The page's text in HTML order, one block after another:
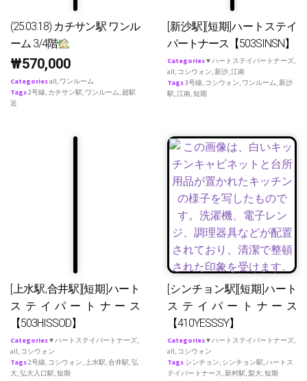
(25.03.18) カチサン駅 ワンル
ーム 3/4階
₩570,000
Categoriesall, ワンルーム
Tags2号線, カチサン駅, ワンルーム, 超駅
近
[新沙駅][短期]ハートステイ
パートナース【503SINSN】
Categories♥ ハートステイパートナーズ,
all, コシウォン,新沙,江南
Tags3号線, コシウォン, ワンルーム,新沙
駅,江南,短期
[上水駅,合井駅][短期]ハート
ステイパートナース
【503HISSOD】
Categories♥ ハートステイパートナーズ,
all, コシウォン
Tags2号線, コシウォン, 上水駅,合井駅,弘
大,弘大入口駅,短期
[シンチョン駅][短期]ハート
ステイパートナース
【410YESSSY】
Categories♥ ハートステイパートナーズ,
all, コシウォン
Tags シンチョン, シンチョン駅,ハートス
テイパートナース,新村駅,梨大,短期